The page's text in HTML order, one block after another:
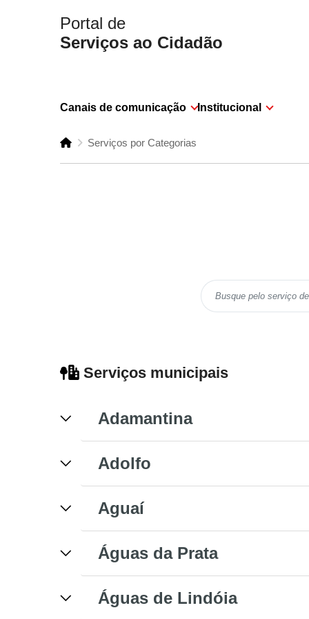
Portal de
Serviços ao Cidadão
Canais de comunicação Institucional
Serviços por Categorias
Serviços municipais
Adamantina
Adolfo
Aguaí
Águas da Prata
Águas de Lindóia